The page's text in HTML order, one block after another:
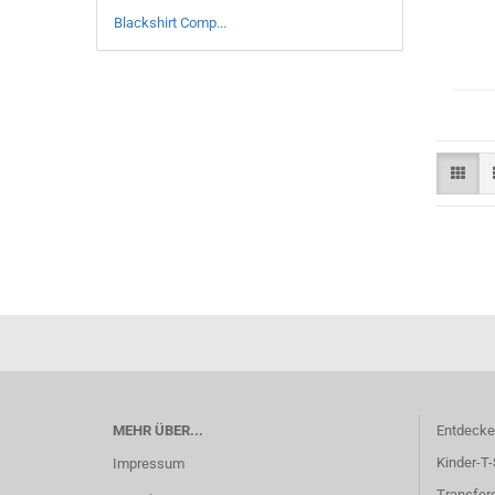
Blackshirt Comp...
MEHR ÜBER...
Impressum
Kinder-